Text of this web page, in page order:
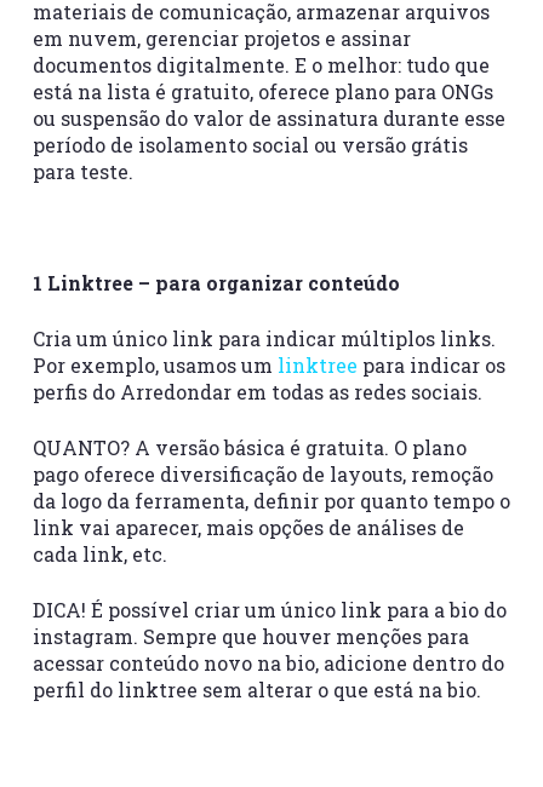
materiais de comunicação, armazenar arquivos
em nuvem, gerenciar projetos e assinar
documentos digitalmente. E o melhor: tudo que
está na lista é gratuito, oferece plano para ONGs
ou suspensão do valor de assinatura durante esse
período de isolamento social ou versão grátis
para teste.
1 Linktree – para organizar conteúdo
Cria um único link para indicar múltiplos links.
Por exemplo, usamos um linktree para indicar os
perfis do Arredondar em todas as redes sociais.
QUANTO? A versão básica é gratuita. O plano
pago oferece diversificação de layouts, remoção
da logo da ferramenta, definir por quanto tempo o
link vai aparecer, mais opções de análises de
cada link, etc.
DICA! É possível criar um único link para a bio do
instagram. Sempre que houver menções para
acessar conteúdo novo na bio, adicione dentro do
perfil do linktree sem alterar o que está na bio.